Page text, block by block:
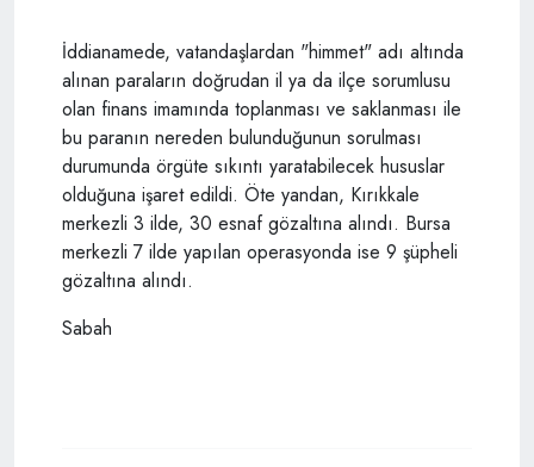
İddianamede, vatandaşlardan "himmet" adı altında
alınan paraların doğrudan il ya da ilçe sorumlusu
olan finans imamında toplanması ve saklanması ile
bu paranın nereden bulunduğunun sorulması
durumunda örgüte sıkıntı yaratabilecek hususlar
olduğuna işaret edildi. Öte yandan, Kırıkkale
merkezli 3 ilde, 30 esnaf gözaltına alındı. Bursa
merkezli 7 ilde yapılan operasyonda ise 9 şüpheli
gözaltına alındı.
Sabah